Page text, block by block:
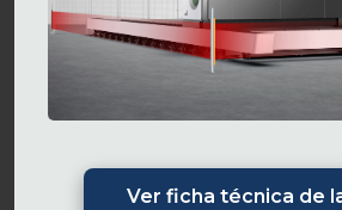
Ver ficha técnica de